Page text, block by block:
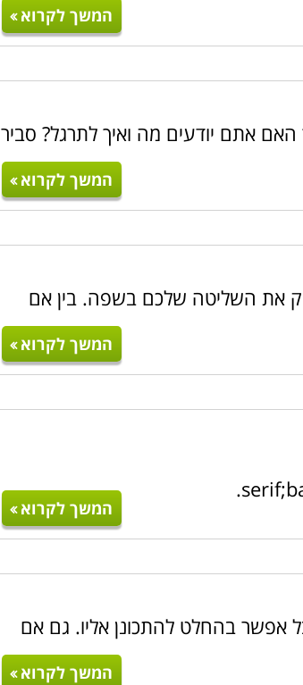
המשך לקרוא
האם אתם יודעים מה ואיך לתרגל? סביר
המשך לקרוא
את השליטה שלכם בשפה. בין אם
המשך לקרוא
המשך לקרוא
אפשר בהחלט להתכונן אליו. גם אם
המשך לקרוא